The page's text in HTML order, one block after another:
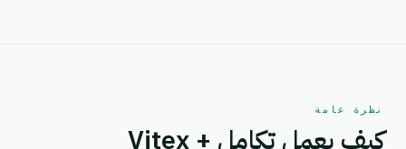
نظرة عامة
كيف يعمل تكامل Vitex +